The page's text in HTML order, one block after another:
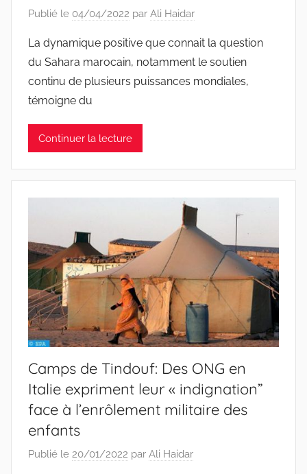
Publié le 04/04/2022 par Ali Haidar
La dynamique positive que connait la question
du Sahara marocain, notamment le soutien
continu de plusieurs puissances mondiales,
témoigne du
Continuer la lecture
Camps de Tindouf: Des ONG en
Italie expriment leur « indignation”
face à l’enrôlement militaire des
enfants
Publié le 20/01/2022 par Ali Haidar